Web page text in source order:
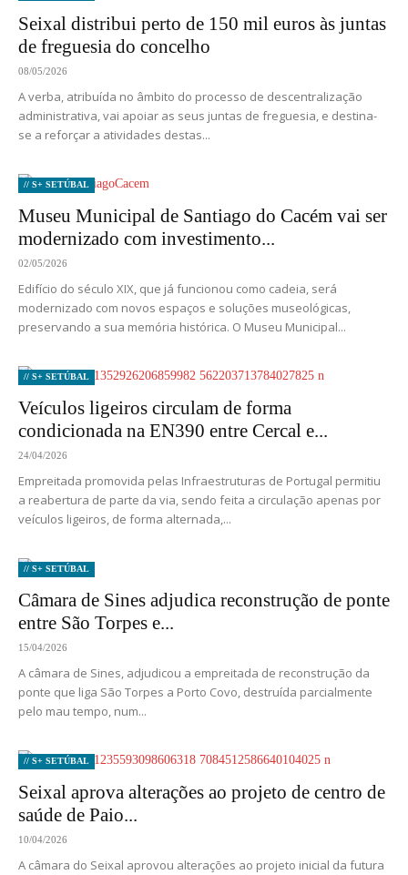
Seixal distribui perto de 150 mil euros às juntas
de freguesia do concelho
08/05/2026
A verba, atribuída no âmbito do processo de descentralização
administrativa, vai apoiar as seus juntas de freguesia, e destina-
se a reforçar a atividades destas...
// S+ SETÚBAL
Museu Municipal de Santiago do Cacém vai ser
modernizado com investimento...
02/05/2026
Edifício do século XIX, que já funcionou como cadeia, será
modernizado com novos espaços e soluções museológicas,
preservando a sua memória histórica. O Museu Municipal...
// S+ SETÚBAL
Veículos ligeiros circulam de forma
condicionada na EN390 entre Cercal e...
24/04/2026
Empreitada promovida pelas Infraestruturas de Portugal permitiu
a reabertura de parte da via, sendo feita a circulação apenas por
veículos ligeiros, de forma alternada,...
// S+ SETÚBAL
Câmara de Sines adjudica reconstrução de ponte
entre São Torpes e...
15/04/2026
A câmara de Sines, adjudicou a empreitada de reconstrução da
ponte que liga São Torpes a Porto Covo, destruída parcialmente
pelo mau tempo, num...
// S+ SETÚBAL
Seixal aprova alterações ao projeto de centro de
saúde de Paio...
10/04/2026
A câmara do Seixal aprovou alterações ao projeto inicial da futura